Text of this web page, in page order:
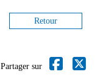
Retour
Partager sur